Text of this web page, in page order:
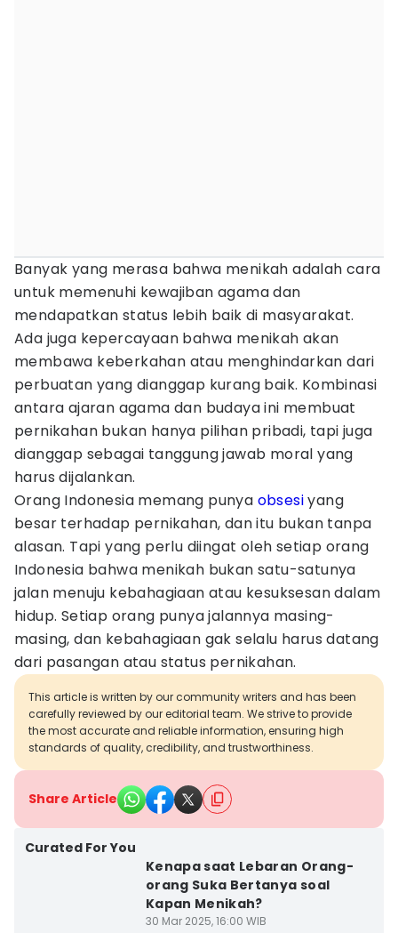
Banyak yang merasa bahwa menikah adalah cara
untuk memenuhi kewajiban agama dan
mendapatkan status lebih baik di masyarakat.
Ada juga kepercayaan bahwa menikah akan
membawa keberkahan atau menghindarkan dari
perbuatan yang dianggap kurang baik. Kombinasi
antara ajaran agama dan budaya ini membuat
pernikahan bukan hanya pilihan pribadi, tapi juga
dianggap sebagai tanggung jawab moral yang
harus dijalankan.
Orang Indonesia memang punya obsesiyang
besar terhadap pernikahan, dan itu bukan tanpa
alasan. Tapi yang perlu diingat oleh setiap orang
Indonesia bahwa menikah bukan satu-satunya
jalan menuju kebahagiaan atau kesuksesan dalam
hidup. Setiap orang punya jalannya masing-
masing, dan kebahagiaan gak selalu harus datang
dari pasangan atau status pernikahan.
This article is written by our community writers and has been
carefully reviewed by our editorial team. We strive to provide
the most accurate and reliable information, ensuring high
standards of quality, credibility, and trustworthiness.
Share Article
Curated For You
Kenapa saat Lebaran Orang-
orang Suka Bertanya soal
Kapan Menikah?
30 Mar 2025, 16:00 WIB